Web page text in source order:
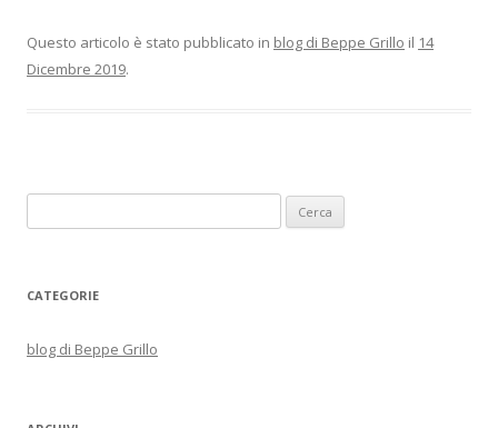
Questo articolo è stato pubblicato in blog di Beppe Grillo il 14
Dicembre 2019.
per:
CATEGORIE
blog di Beppe Grillo